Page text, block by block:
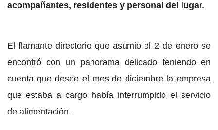
acompañantes, residentes y personal del lugar.
El flamante directorio que asumió el 2 de enero se
encontró con un panorama delicado teniendo en
cuenta que desde el mes de diciembre la empresa
que estaba a cargo había interrumpido el servicio
de alimentación.